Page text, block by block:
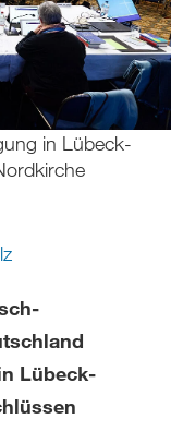
in Lübeck-
Lübeck-